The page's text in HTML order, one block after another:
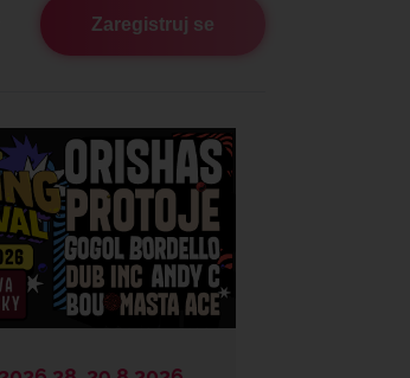
Zaregistruj se